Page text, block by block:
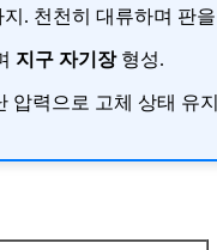
. 천천히 대류하며 판
지구 자기장형성.
압력으로 고체 상태 유